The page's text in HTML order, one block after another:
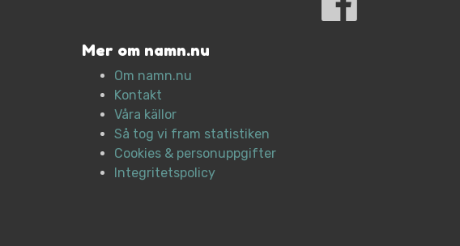
Mer om namn.nu
Om namn.nu
Kontakt
Våra källor
Så tog vi fram statistiken
Cookies & personuppgifter
Integritetspolicy